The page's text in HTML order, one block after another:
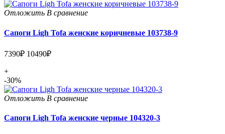
Отложить В сравнение
Сапоги Ligh Tofa женские коричневые 103738-9
7390₽ 10490₽
+
-30%
Отложить В сравнение
Сапоги Ligh Tofa женские черные 104320-3